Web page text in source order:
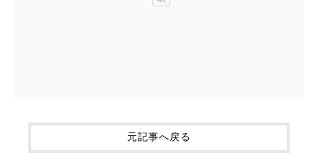
元記事へ戻る